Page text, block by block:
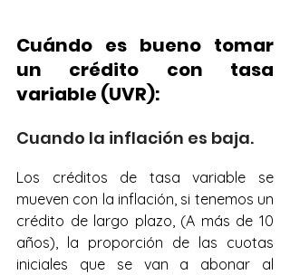
Cuándo es bueno tomar
un crédito con tasa
variable (UVR):
Cuando la inflación es baja.
Los créditos de tasa variable se
mueven con la inflación, si tenemos un
crédito de largo plazo, (A más de 10
años), la proporción de las cuotas
iniciales que se van a abonar al